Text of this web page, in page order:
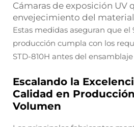
Cámaras de exposición UV
envejecimiento del
Estas medidas aseguran que el
producción cumpla con los
STD-810H antes del
Escalando la
Calidad en
Volumen